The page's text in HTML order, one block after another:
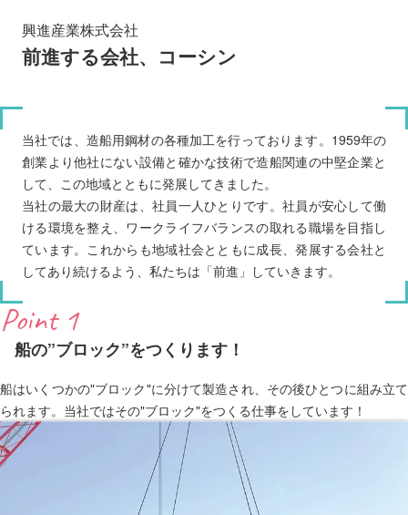
興進産業株式会社
前進する会社、コーシン
当社では、造船用鋼材の各種加工を行っております。1959年の
創業より他社にない設備と確かな技術で造船関連の中堅企業と
して、この地域とともに発展してきました。
当社の最大の財産は、社員一人ひとりです。社員が安心して働
ける環境を整え、ワークライフバランスの取れる職場を目指し
ています。これからも地域社会とともに成長、発展する会社と
してあり続けるよう、私たちは「前進」していきます。
Point 1
船の”ブロック”をつくります！
船はいくつかの"ブロック"に分けて製造され、その後ひとつに組み立て
られます。当社ではその"ブロック"をつくる仕事をしています！